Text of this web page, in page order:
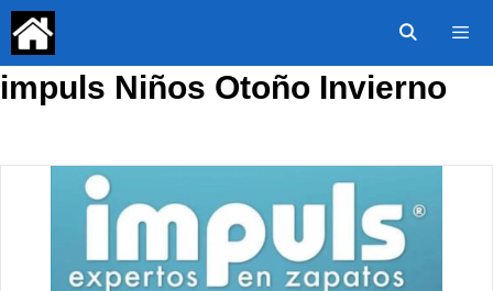
Saltar
contenido
impuls Niños Otoño Invierno